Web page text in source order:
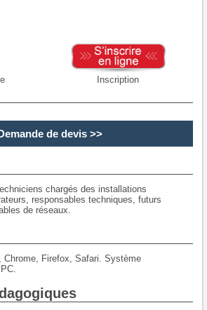
Inscription
de devis >>
chargés des installations
responsables techniques, futurs
de réseaux.
Chrome, Firefox, Safari. Système